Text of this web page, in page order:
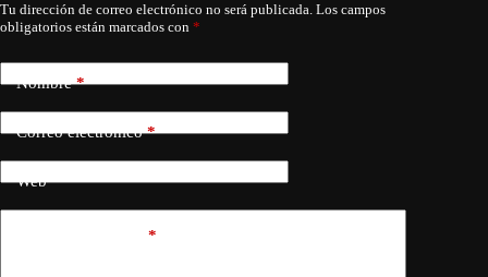
Tu dirección de correo electrónico no será publicada. Los campos
obligatorios están marcados con *
Nombre*
Correo electrónico*
Web
*